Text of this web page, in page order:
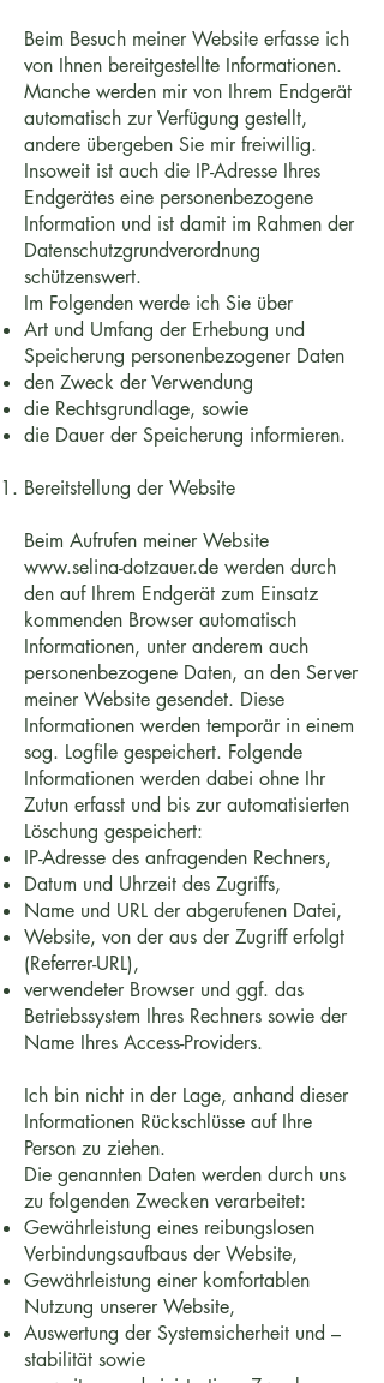
Beim Besuch meiner Website erfasse ich
von Ihnen bereitgestellte Informationen.
Manche werden mir von Ihrem Endgerät
automatisch zur Verfügung gestellt,
andere übergeben Sie mir freiwillig.
Insoweit ist auch die IP-Adresse Ihres
Endgerätes eine personenbezogene
Information und ist damit im Rahmen der
Datenschutzgrundverordnung
schützenswert.
Im Folgenden werde ich Sie über
Art und Umfang der Erhebung und
Speicherung personenbezogener Daten
den Zweck der Verwendung
die Rechtsgrundlage, sowie
die Dauer der Speicherung informieren.
Bereitstellung der Website
Beim Aufrufen meiner Website
www.selina-dotzauer.de werden durch
den auf Ihrem Endgerät zum Einsatz
kommenden Browser automatisch
Informationen, unter anderem auch
personenbezogene Daten, an den Server
meiner Website gesendet. Diese
Informationen werden temporär in einem
sog. Logfile gespeichert. Folgende
Informationen werden dabei ohne Ihr
Zutun erfasst und bis zur automatisierten
Löschung gespeichert:
IP-Adresse des anfragenden Rechners,
Datum und Uhrzeit des Zugriffs,
Name und URL der abgerufenen Datei,
Website, von der aus der Zugriff erfolgt
(Referrer-URL),
verwendeter Browser und ggf. das
Betriebssystem Ihres Rechners sowie der
Name Ihres Access-Providers.
Ich bin nicht in der Lage, anhand dieser
Informationen Rückschlüsse auf Ihre
Person zu ziehen.
Die genannten Daten werden durch uns
zu folgenden Zwecken verarbeitet:
Gewährleistung eines reibungslosen
Verbindungsaufbaus der Website,
Gewährleistung einer komfortablen
Nutzung unserer Website,
Auswertung der Systemsicherheit und –
stabilität sowie